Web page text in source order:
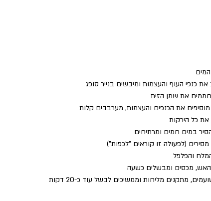
כנפי העוף והעצמות ומיבשים בנייר סופג
את שמן הזית
את הכנפים והעצמות, מערבבים קלות
את כל הירקות
במים חמים ומרתיחים
(לפעולה זו קוראים "לכפות")
והפלפל
האש, מכסים ומבשלים כשעה
מתקנים מליחות וממשיכים לבשל עוד כ-20 דקות